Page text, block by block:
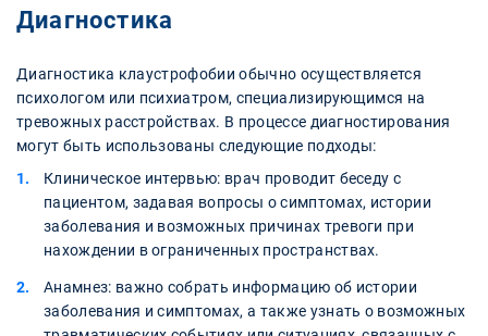
Диагностика
Диагностика клаустрофобии обычно осуществляется
психологом или психиатром, специализирующимся на
тревожных расстройствах. В процессе диагностирования
могут быть использованы следующие подходы:
Клиническое интервью: врач проводит беседу с
пациентом, задавая вопросы о симптомах, истории
заболевания и возможных причинах тревоги при
нахождении в ограниченных пространствах.
Анамнез: важно собрать информацию об истории
заболевания и симптомах, а также узнать о возможных